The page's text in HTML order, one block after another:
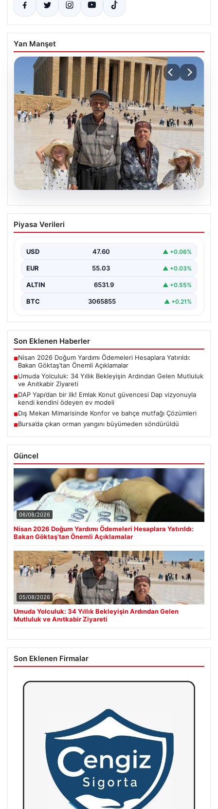
Yan Manşet
05.08.2026
Umuda Yolculuk: 34 Yıllık Bekleyişin
Ardından Gelen Mutluluk ve Anıtkabir
Adıyaman’da yaşayan Abuzer ve Zeynep Yıldırım çifti,
Piyasa Verileri
USD 47.60 ▲ +0.06%
EUR 55.03 ▲ +0.03%
ALTIN 6531.9 ▲ +0.55%
BTC 3065855 ▲ +0.21%
Son Eklenen Haberler
■Nisan 2026 Doğum Yardımı Ödemeleri Hesaplara Yatırıldı:
Bakan Göktaş’tan Önemli Açıklamalar
■Umuda Yolculuk: 34 Yıllık Bekleyişin Ardından Gelen Mutluluk
ve Anıtkabir Ziyareti
■DAP Yapı’dan bir ilk! Emlak Konut güvencesi Dap vizyonuyla
kendi kendini ödeyen ev modeli
■Dış Mekan Mimarisinde Konfor ve bahçe mutfağı Çözümleri
■Bursa’da çıkan orman yangını büyümeden söndürüldü
Güncel
06/08/2026
Nisan 2026 Doğum Yardımı Ödemeleri Hesaplara Yatırıldı:
Bakan Göktaş’tan Önemli Açıklamalar
05/08/2026
Umuda Yolculuk: 34 Yıllık Bekleyişin Ardından Gelen
Mutluluk ve Anıtkabir Ziyareti
Son Eklenen Firmalar